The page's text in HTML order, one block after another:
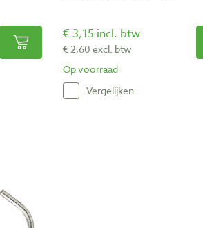
€ 3,15 incl. btw
€ 2,60 excl. btw
Op voorraad
Vergelijken